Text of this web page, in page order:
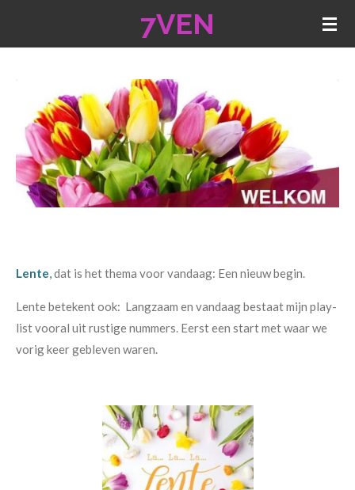
hoofdinhoud
7VEN
Lente,dat is het thema voor vandaag: Een nieuw begin.
Lente betekent ook: Langzaam en vandaag bestaat mijn play-
list vooral uit rustige nummers. Eerst een start met waar we
vorig keer gebleven waren.